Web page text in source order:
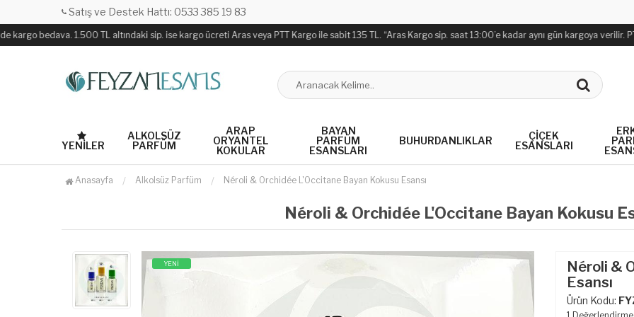
Satış ve Destek Hattı: 0533 385 19 83
bedava. 1.500 TL altındaki sip. ise kargo ücreti Aras veya PTT Kargo ile sabit 135 TL. “Aras Kargo sip. saat 13:00’e kadar aynı gün kargoya verilir.
YENILER
ALKOLSÜZ
PARFÜM
ARAP
ORYANTEL
KOKULAR
BAYAN
PARFÜM
ESANSLARI
BUHURDANLIKLAR
ÇIÇEK
ESANSLARI
Anasayfa Alkolsüz Parfüm Néroli & Orchidée L'Occitane Bayan Kokusu Esansı
Néroli & Orchidée L'Occitane Bayan Kokusu
YENİ
Néroli &
Esansı
Ürün Kodu: